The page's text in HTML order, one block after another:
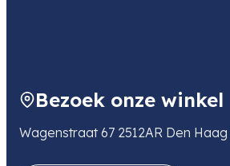
Bezoek onze winkel
Wagenstraat 67 2512AR Den Haag